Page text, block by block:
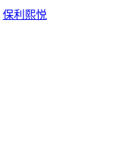
保利熙悦